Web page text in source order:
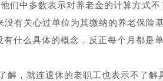
们中多数表示对养老金的计算方式
没有关心过单位为其缴纳的养老保险
有什么具体的概念，反正每个月都是
解，就连退休的老职工也表示不了